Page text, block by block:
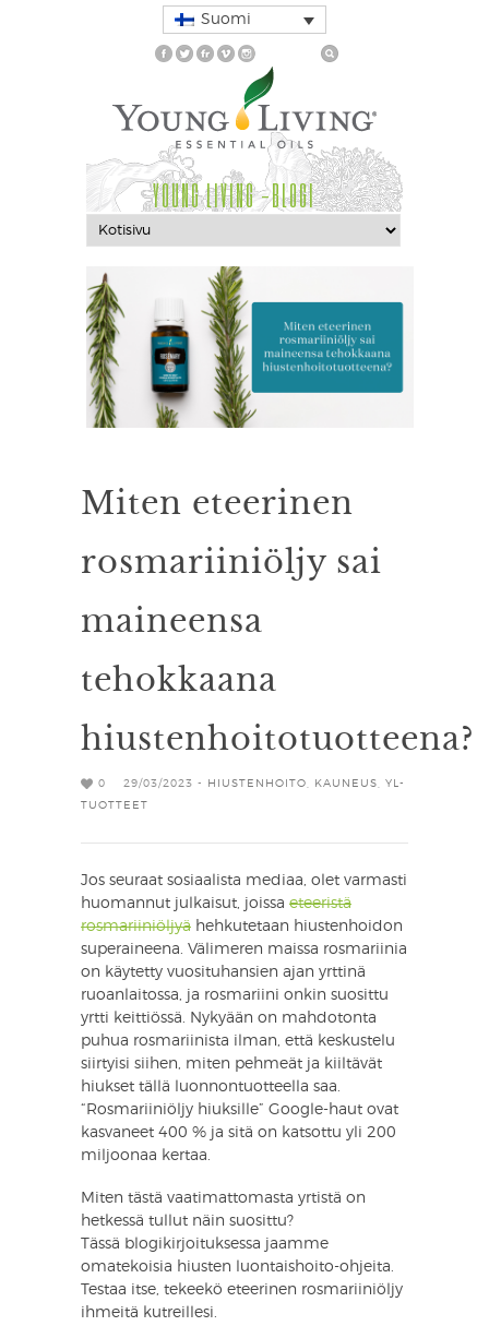
Suomi
YOUNG LIVING -BLOGI
Miten eteerinen
rosmariiniöljy sai
maineensa
tehokkaana
hiustenhoitotuotteena?
0 29/03/2023 - HIUSTENHOITO KAUNEUS
YL-
TUOTTEET
Jos seuraat sosiaalista mediaa, olet varmasti
huomannut julkaisut, joissa eteeristä
rosmariiniöljyä hehkutetaan hiustenhoidon
superaineena. Välimeren maissa rosmariinia
on käytetty vuosituhansien ajan yrttinä
ruoanlaitossa, ja rosmariini onkin suosittu
yrtti keittiössä. Nykyään on mahdotonta
puhua rosmariinista ilman, että keskustelu
siirtyisi siihen, miten pehmeät ja kiiltävät
hiukset tällä luonnontuotteella saa.
“Rosmariiniöljy hiuksille” Google-haut ovat
kasvaneet 400 % ja sitä on katsottu yli 200
miljoonaa kertaa.
Miten tästä vaatimattomasta yrtistä on
hetkessä tullut näin suosittu?
​Tässä blogikirjoituksessa jaamme
omatekoisia hiusten luontaishoito-ohjeita.
Testaa itse, tekeekö eteerinen rosmariiniöljy
ihmeitä kutreillesi.